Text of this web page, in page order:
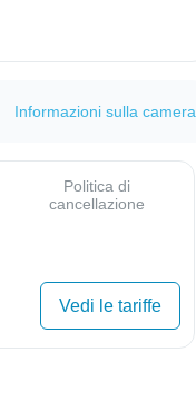
Informazioni sulla camera
Politica di
cancellazione
Vedi le tariffe